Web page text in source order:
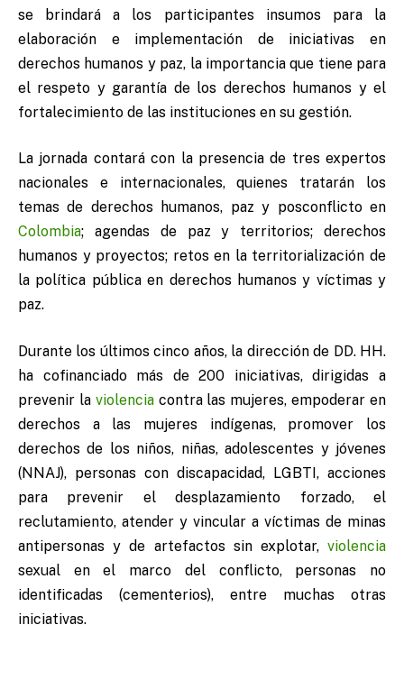
se brindará a los participantes insumos para la
elaboración e implementación de iniciativas en
derechos humanos y paz, la importancia que tiene para
el respeto y garantía de los derechos humanos y el
fortalecimiento de las instituciones en su gestión.
La jornada contará con la presencia de tres expertos
nacionales e internacionales, quienes tratarán los
temas de derechos humanos, paz y posconflicto en
Colombia; agendas de paz y territorios; derechos
humanos y proyectos; retos en la territorialización de
la política pública en derechos humanos y víctimas y
paz.
Durante los últimos cinco años, la dirección de DD. HH.
ha cofinanciado más de 200 iniciativas, dirigidas a
prevenir la violenciacontra las mujeres, empoderar en
derechos a las mujeres indígenas, promover los
derechos de los niños, niñas, adolescentes y jóvenes
(NNAJ), personas con discapacidad, LGBTI, acciones
para prevenir el desplazamiento forzado, el
reclutamiento, atender y vincular a víctimas de minas
antipersonas y de artefactos sin explotar, violencia
sexual en el marco del conflicto, personas no
identificadas (cementerios), entre muchas otras
iniciativas.